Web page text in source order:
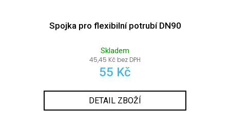
Spojka pro flexibilní potrubí DN90
Skladem
45,45 Kč bez DPH
55 Kč
DETAIL ZBOŽÍ